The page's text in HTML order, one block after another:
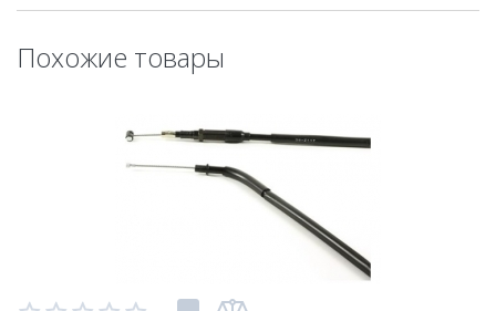
Похожие товары